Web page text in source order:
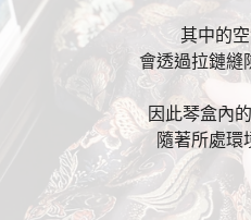
其中的
會透過拉鏈縫
因此琴盒內
隨著所處環